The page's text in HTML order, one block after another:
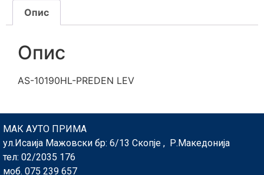
Опис
Опис
AS-10190HL-PREDEN LEV
МАК АУТО ПРИМА
ул.Исаија Мажовски бр: 6/13 Скопје , Р.Македонија
тел: 02/2035 176
моб. 075 239 657